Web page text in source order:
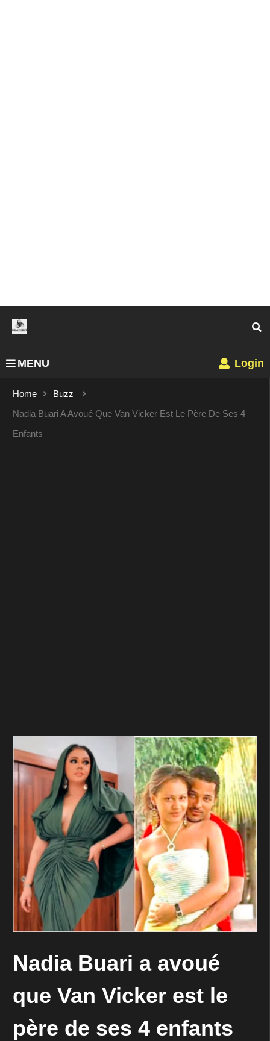
MENU Login
Home
Buzz
Nadia Buari A Avoué Que Van Vicker Est Le Père De Ses 4
Enfants
Nadia Buari a avoué
que Van Vicker est le
père de ses 4 enfants